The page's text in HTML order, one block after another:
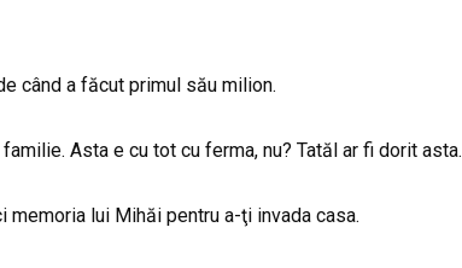
când a făcut primul său milion.
Asta e cu tot cu ferma, nu? Tatăl ar fi dorit asta.
lui Mihăi pentru a-ţi invada casa.